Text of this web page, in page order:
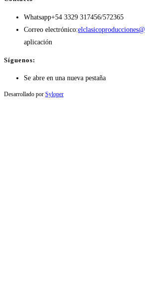
Whatsapp+54 3329 317456/572365
Correo electrónico:
aplicación
Síguenos:
Se abre en una nueva pestaña
Desarrollado por Syloper